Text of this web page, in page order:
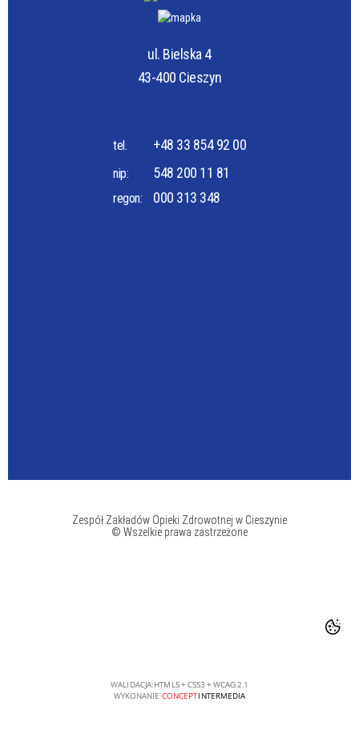
ul. Bielska 4
43-400 Cieszyn
tel. +48 33 854 92 00
nip: 548 200 11 81
regon: 000 313 348
Zespół Zakładów Opieki Zdrowotnej w Cieszynie
© Wszelkie prawa zastrzeżone
WALIDACJA:HTML5+CSS3 +WCAG 2.1
WYKONANIE CONCEPTINTERMEDIA